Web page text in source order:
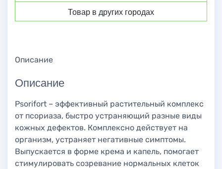
Товар в других городах
Описание
Описание
Psorifort – эффективный растительный комплекс
от псориаза, быстро устраняющий разные виды
кожных дефектов. Комплексно действует на
организм, устраняет негативные симптомы.
Выпускается в форме крема и капель, помогает
стимулировать созревание нормальных клеток